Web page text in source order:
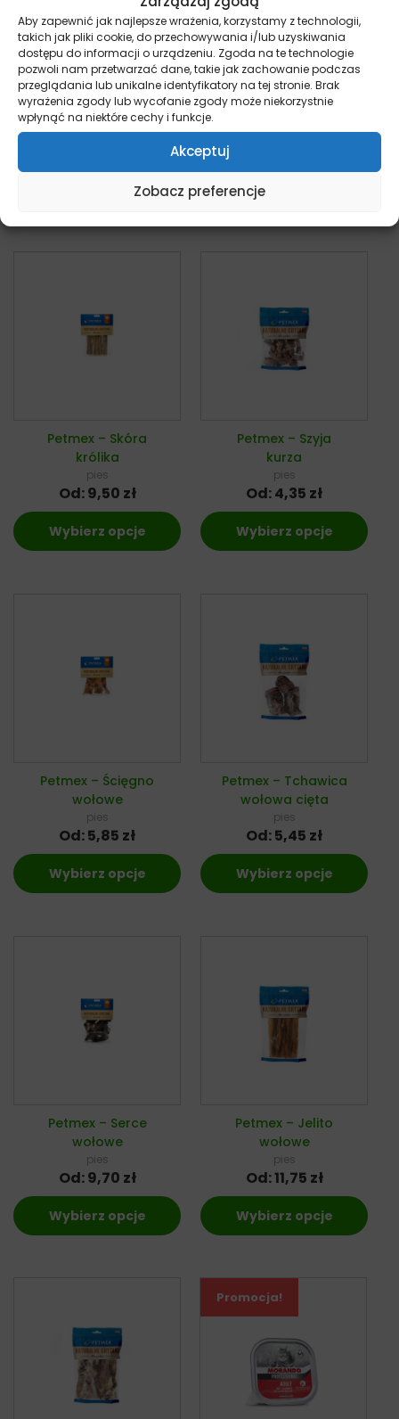
Aby zapewnić jak najlepsze wrażenia, korzystamy z technologii,
takich jak pliki cookie, do przechowywania i/lub uzyskiwania
dostępu do informacji o urządzeniu. Zgoda na te technologie
pozwoli nam przetwarzać dane, takie jak zachowanie podczas
przeglądania lub unikalne identyfikatory na tej stronie. Brak
wyrażenia zgody lub wycofanie zgody może niekorzystnie
wpłynąć na niektóre cechy i funkcje.
Akceptuj
Zobacz preferencje
Petmex – Skóra
dorsza – Twists
pies
Wybierz opcje
Petmex – Skóra
pies
Wybierz opcje
Petmex – Skóra
królika
pies
Od:9,50 zł
Wybierz opcje
Petmex – Szyja
kurza
pies
Od:4,35 zł
Wybierz opcje
Petmex – Ścięgno
wołowe
pies
Od:5,85 zł
Wybierz opcje
Petmex – Tchawica
wołowa cięta
pies
Od:5,45 zł
Wybierz opcje
Petmex – Serce
wołowe
pies
Od:9,70 zł
Wybierz opcje
Petmex – Jelito
wołowe
pies
Od:11,75 zł
Wybierz opcje
Promocja!